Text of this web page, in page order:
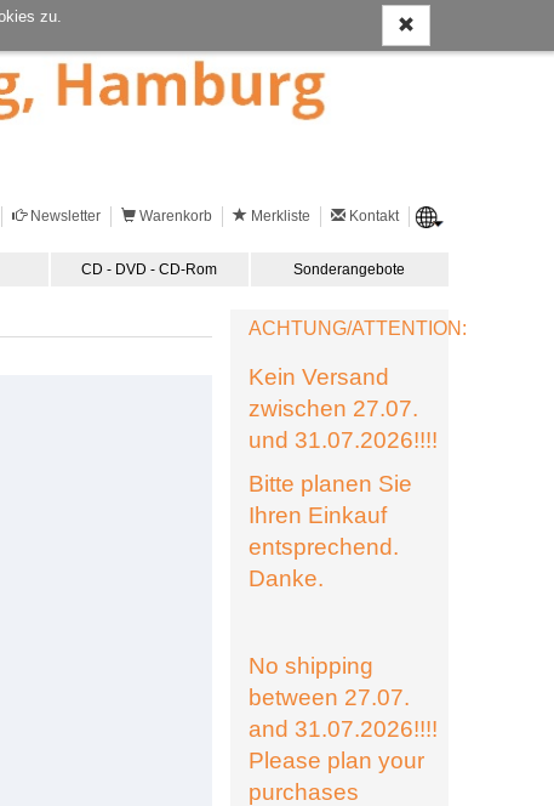
zu.
Newsletter Warenkorb Merkliste Kontakt
CD - DVD - CD-Rom Sonderangebote
ACHTUNG/ATTENTION:
Kein Versand
zwischen 27.07.
und 31.07.2026!!!!
Bitte planen Sie
Ihren Einkauf
entsprechend.
Danke.
No shipping
between 27.07.
and 31.07.2026!!!!
Please plan your
purchases